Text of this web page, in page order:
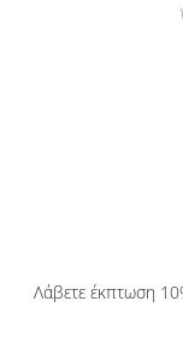
Λάβετε έκπτωση